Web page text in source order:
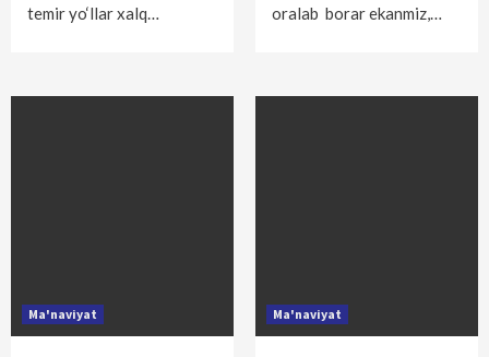
temir yo‘llar xalq…
oralab borar ekanmiz,…
Ma'naviyat Ma'naviyat